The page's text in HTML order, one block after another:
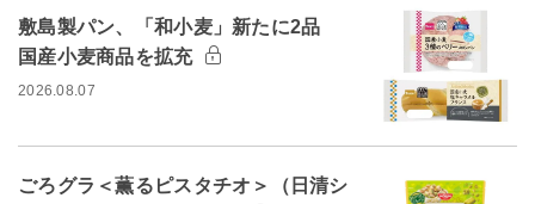
敷島製パン、「和小麦」新たに2品
国産小麦商品を拡充
2026.08.07
ごろグラ＜薫るピスタチオ＞（日清シ